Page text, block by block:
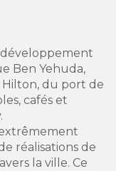
Ben Yehuda,
Hilton, du port de
cafés et
réalisations de
la ville. Ce